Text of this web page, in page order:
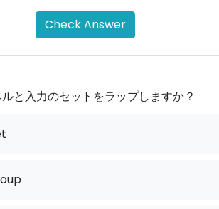
Check Answer
と入力のセットをラップしますか？